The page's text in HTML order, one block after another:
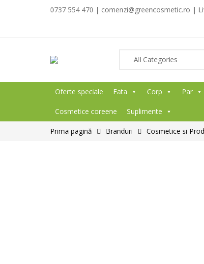
0737 554 470 | comenzi@greencosmetic.ro |
Oferte speciale Fata Corp Par
Cosmetice coreene Suplimente
Prima pagină Branduri Cosmetice si